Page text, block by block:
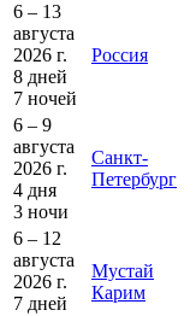
6 – 13
августа
2026 г.
8 дней
7 ночей
Россия
6 – 9
августа
2026 г.
4 дня
3 ночи
Санкт-
Петербург
6 – 12
августа
2026 г.
7 дней
Мустай
Карим